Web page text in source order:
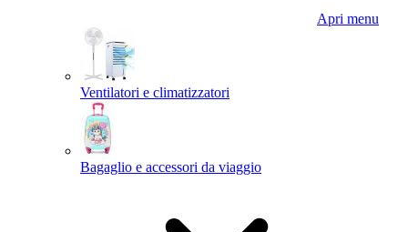
Apri menu
Ventilatori e climatizzatori
Bagaglio e accessori da viaggio